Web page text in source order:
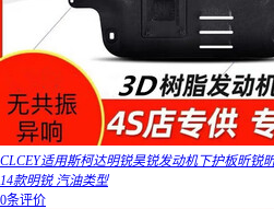
CLCEY适用斯柯达明锐昊锐发动机下护板昕锐
14款明锐 汽油类型
0条评价